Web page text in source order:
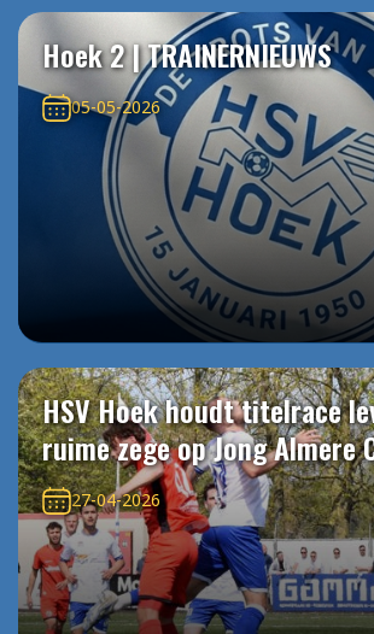
Hoek 2 | TRAINERNIEUWS
05-05-2026
HSV Hoek houdt titelrace
ruime zege op Jong Almere
27-04-2026